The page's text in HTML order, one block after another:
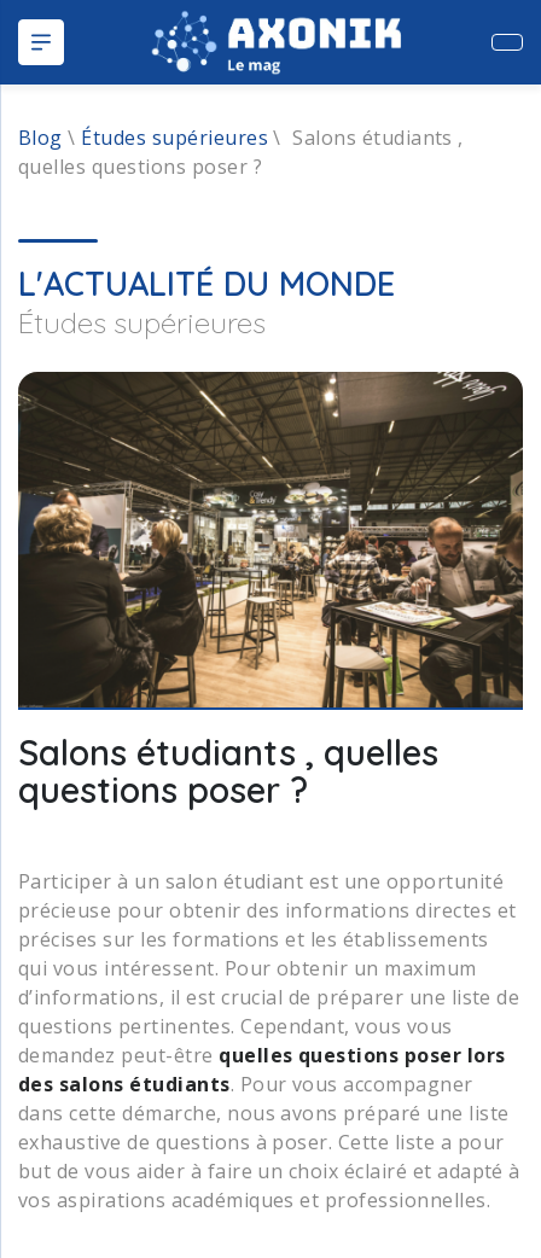
Blog \ Études supérieures \ Salons étudiants ,
quelles questions poser ?
L'ACTUALITÉ DU MONDE
Études supérieures
Salons étudiants , quelles
questions poser ?
Participer à un salon étudiant est une opportunité
précieuse pour obtenir des informations directes et
précises sur les formations et les établissements
qui vous intéressent. Pour obtenir un maximum
d’informations, il est crucial de préparer une liste de
questions pertinentes. Cependant, vous vous
demandez peut-être quelles questions poser lors
des salons étudiants. Pour vous accompagner
dans cette démarche, nous avons préparé une liste
exhaustive de questions à poser. Cette liste a pour
but de vous aider à faire un choix éclairé et adapté à
vos aspirations académiques et professionnelles.